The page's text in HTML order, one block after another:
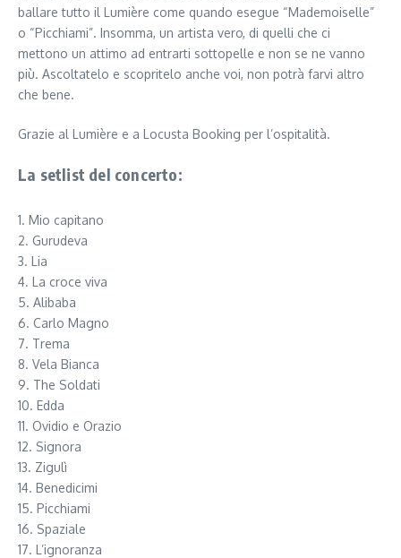
ballare tutto il Lumière come quando esegue “Mademoiselle”
o “Picchiami”. Insomma, un artista vero, di quelli che ci
mettono un attimo ad entrarti sottopelle e non se ne vanno
più. Ascoltatelo e scopritelo anche voi, non potrà farvi altro
che bene.
Grazie al Lumière e a Locusta Booking per l’ospitalità.
La setlist del concerto:
1. Mio capitano
2. Gurudeva
3. Lia
4. La croce viva
5. Alibaba
6. Carlo Magno
7. Trema
8. Vela Bianca
9. The Soldati
10. Edda
11. Ovidio e Orazio
12. Signora
13. Zigulì
14. Benedicimi
15. Picchiami
16. Spaziale
17. L’ignoranza